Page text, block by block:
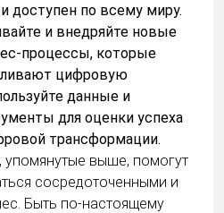
доступен по всему миру.
и внедряйте новые
процессы, которые
цифровую
данные и
для оценки успеха
трансформации.
упомянутые выше, помогут
сосредоточенными и
Быть по-настоящему